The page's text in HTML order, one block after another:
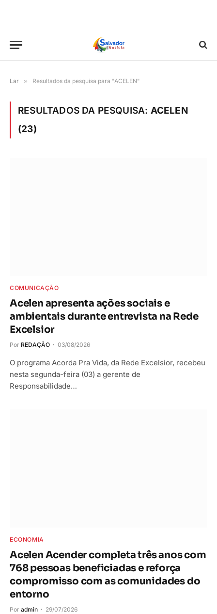
Lar » Resultados da pesquisa para "ACELEN"
RESULTADOS DA PESQUISA: ACELEN
(23)
COMUNICAÇÃO
Acelen apresenta ações sociais e
ambientais durante entrevista na Rede
Excelsior
Por REDAÇÃO 03/08/2026
O programa Acorda Pra Vida, da Rede Excelsior, recebeu
nesta segunda-feira (03) a gerente de
Responsabilidade…
ECONOMIA
Acelen Acender completa três anos com
768 pessoas beneficiadas e reforça
compromisso com as comunidades do
entorno
Por admin 29/07/2026